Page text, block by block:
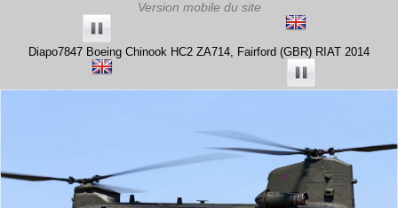
Diapo7847 Boeing Chinook HC2 ZA714, Fairford (GBR) RIAT 2014